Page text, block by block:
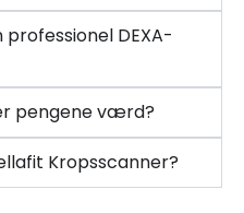
DEXA-
pengene værd?
Kropsscanner?